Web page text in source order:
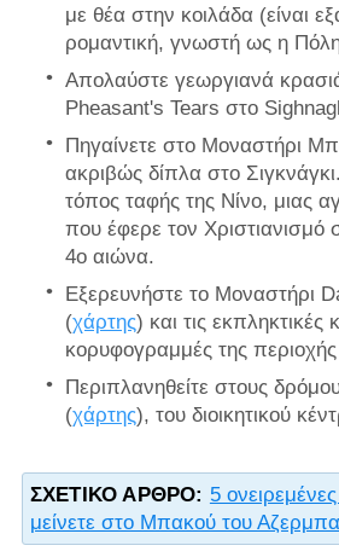
με θέα στην κοιλάδα (είναι
ρομαντική, γνωστή ως η
Απολαύστε γεωργιανά
Pheasant's Tears στο
Πηγαίνετε στο Μοναστήρι
ακριβώς δίπλα στο
τόπος ταφής της Νίνο, μιας
που έφερε τον Χριστιανισμό
4ο αιώνα.
Εξερευνήστε το Μοναστήρι
(χάρτης) και τις εκπληκτικές
κορυφογραμμές της περιοχής
Περιπλανηθείτε στους
(χάρτης), του διοικητικού
ΣΧΕΤΙΚΌ ΆΡΘΡΟ: 5
μείνετε στο Μπακού του